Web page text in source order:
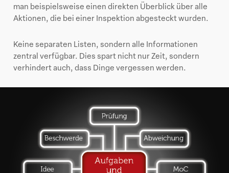
man beispielsweise einen direkten Überblick über alle
Aktionen, die bei einer Inspektion abgesteckt wurden.
Keine separaten Listen, sondern alle Informationen
zentral verfügbar. Dies spart nicht nur Zeit, sondern
verhindert auch, dass Dinge vergessen werden.